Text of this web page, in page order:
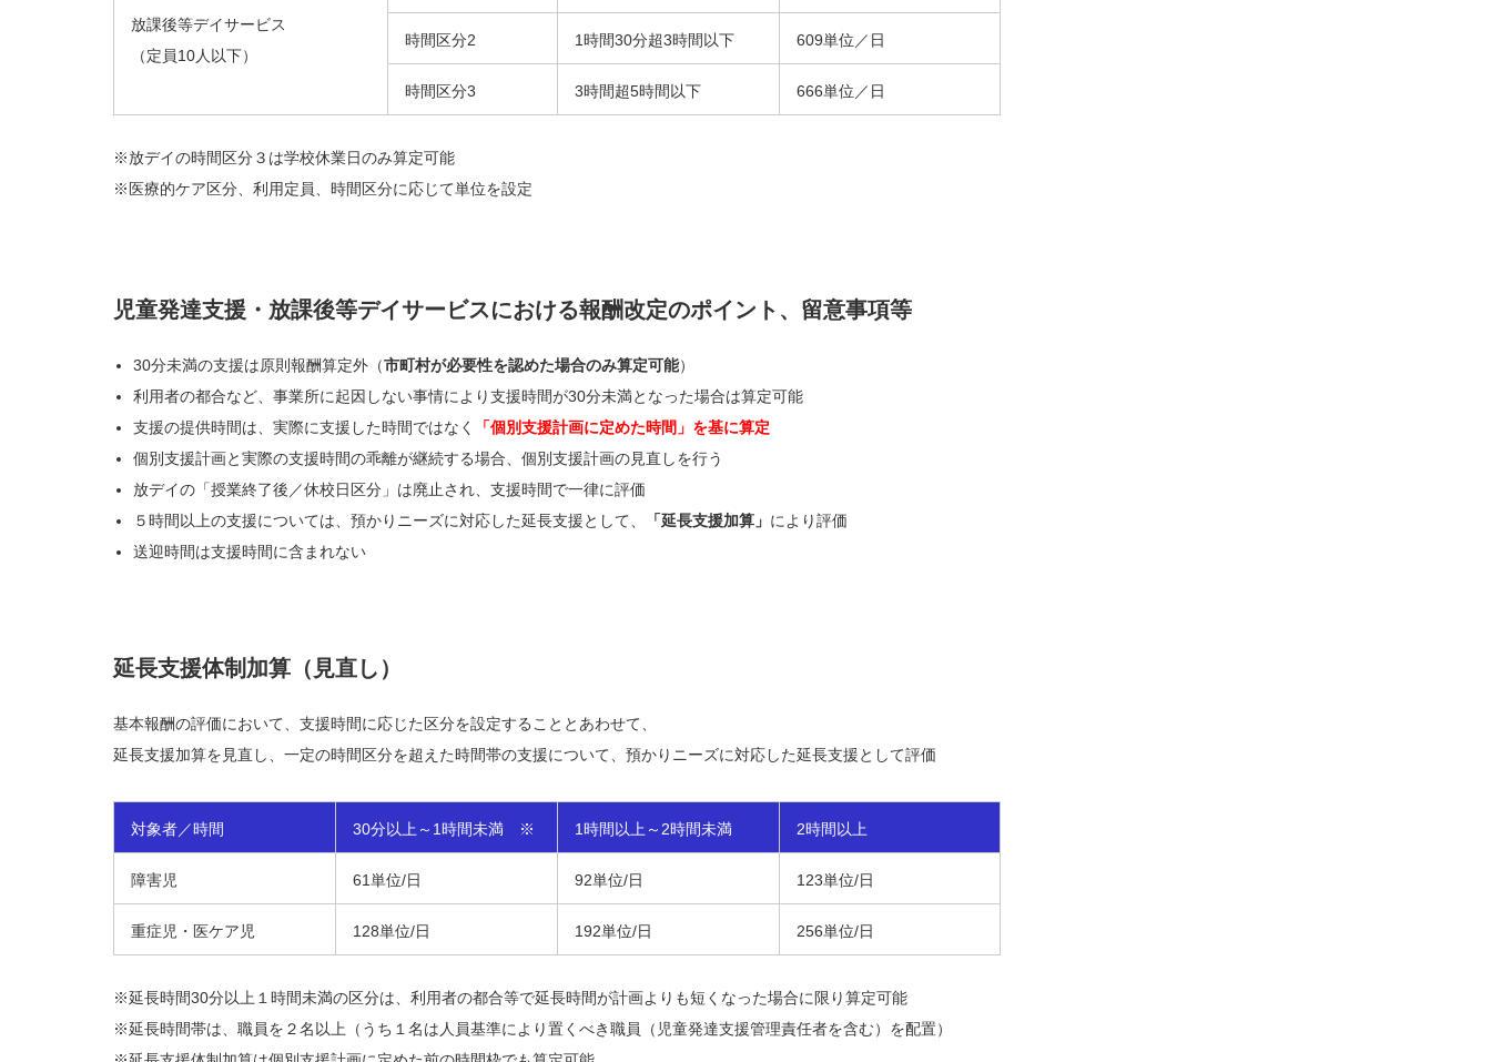
放課後等デイサービス
（定員10人以下）
時間区分2 1時間30分超3時間以下 609単位／日
時間区分3 3時間超5時間以下 666単位／日
※放デイの時間区分３は学校休業日のみ算定可能
※医療的ケア区分、利用定員、時間区分に応じて単位を設定
児童発達支援・放課後等デイサービスにおける報酬改定のポイント、留意事項等
30分未満の支援は原則報酬算定外（市町村が必要性を認めた場合のみ算定可能）
利用者の都合など、事業所に起因しない事情により支援時間が30分未満となった場合は算定可能
支援の提供時間は、実際に支援した時間ではなく
「個別支援計画に定めた時間」を基に算定
個別支援計画と実際の支援時間の乖離が継続する場合、個別支援計画の見直しを行う
放デイの「授業終了後／休校日区分」は廃止され、支援時間で一律に評価
５時間以上の支援については、預かりニーズに対応した延長支援として、
「延長支援加算」 により評価
送迎時間は支援時間に含まれない
延長支援体制加算（見直し）
基本報酬の評価において、支援時間に応じた区分を設定することとあわせて、
延長支援加算を見直し、一定の時間区分を超えた時間帯の支援について、預かりニーズに対応した延長支援として評価
対象者／時間 30分以上～1時間未満 ※ 1時間以上～2時間未満 2時間以上
障害児 61単位/日 92単位/日 123単位/日
重症児・医ケア児 128単位/日 192単位/日 256単位/日
※延長時間30分以上１時間未満の区分は、利用者の都合等で延長時間が計画よりも短くなった場合に限り算定可能
※延長時間帯は、職員を２名以上（うち１名は人員基準により置くべき職員（児童発達支援管理責任者を含む）を配置）